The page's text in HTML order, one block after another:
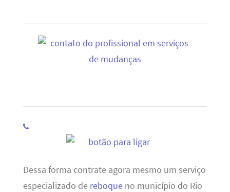
Dessa forma contrate agora mesmo um serviço
especializado de reboqueno município do Rio